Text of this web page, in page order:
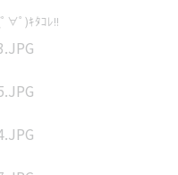
∀ﾟ)ｷﾀｺﾚ!!